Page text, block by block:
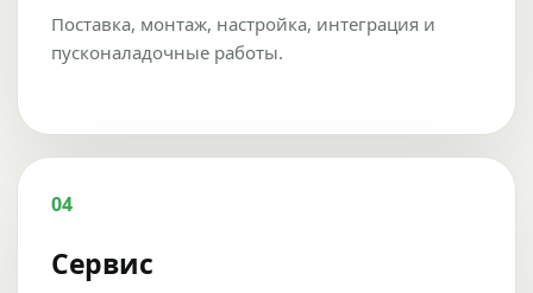
Поставка, монтаж, настройка, интеграция и
пусконаладочные работы.
04
Сервис